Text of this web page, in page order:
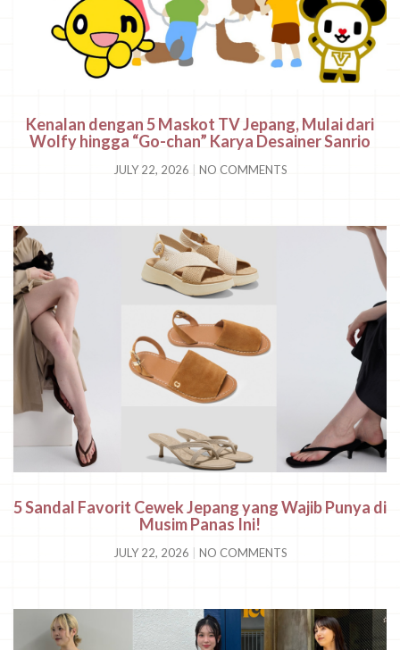
Kenalan dengan 5 Maskot TV Jepang, Mulai dari
Wolfy hingga “Go-chan” Karya Desainer Sanrio
JULY 22, 2026 NO COMMENTS
5 Sandal Favorit Cewek Jepang yang Wajib Punya di
Musim Panas Ini!
JULY 22, 2026 NO COMMENTS